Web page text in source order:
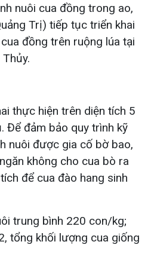
nuôi cua đồng trong ao,
Trị) tiếp tục triển khai
đồng trên ruộng lúa tại
thực hiện trên diện tích 5
Để đảm bảo quy trình kỹ
nuôi được gia cố bờ bao,
không cho cua bò ra
để cua đào hang sinh
trung bình 220 con/kg;
tổng khối lượng cua giống